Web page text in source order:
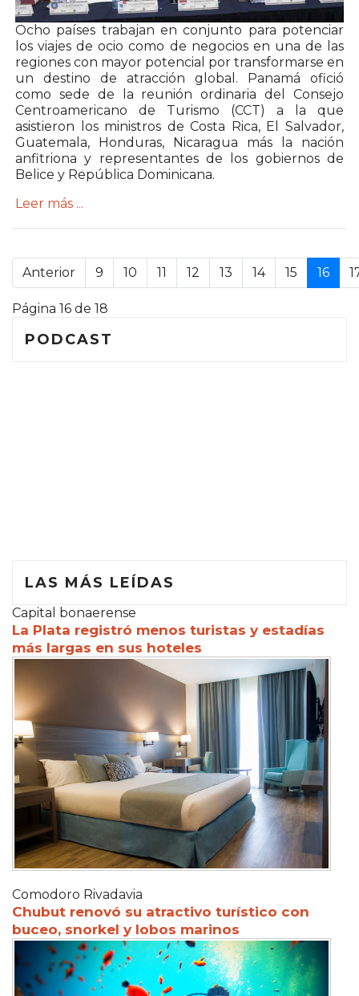
Ocho países trabajan en conjunto para potenciar
los viajes de ocio como de negocios en una de las
regiones con mayor potencial por transformarse en
un destino de atracción global. Panamá ofició
como sede de la reunión ordinaria del Consejo
Centroamericano de Turismo (CCT) a la que
asistieron los ministros de Costa Rica, El Salvador,
Guatemala, Honduras, Nicaragua más la nación
anfitriona y representantes de los gobiernos de
Belice y República Dominicana.
Leer más ...
Anterior
9 10 11 12 13 14 15 16
Página 16 de 18
PODCAST
LAS MÁS LEÍDAS
Capital bonaerense
La Plata registró menos turistas y estadías
más largas en sus hoteles
Comodoro Rivadavia
Chubut renovó su atractivo turístico con
buceo, snorkel y lobos marinos